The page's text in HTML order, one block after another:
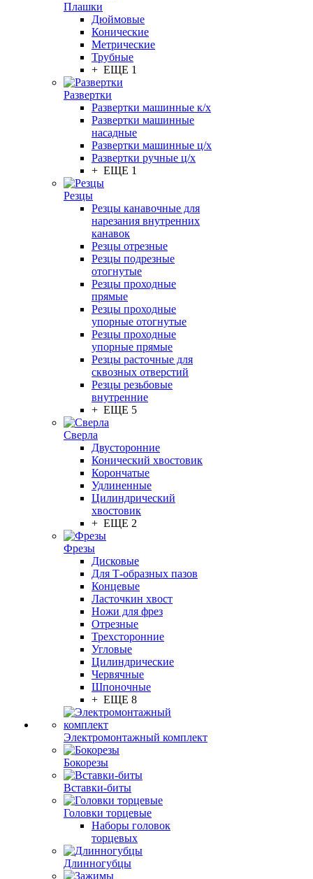
Плашки
Дюймовые
Конические
Метрические
Трубные
+ ЕЩЕ 1
Развертки
Развертки машинные к/х
Развертки машинные
насадные
Развертки машинные ц/х
Развертки ручные ц/х
+ ЕЩЕ 1
Резцы
Резцы канавочные для
нарезания внутренних
канавок
Резцы отрезные
Резцы подрезные
отогнутые
Резцы проходные
прямые
Резцы проходные
упорные отогнутые
Резцы проходные
упорные прямые
Резцы расточные для
сквозных отверстий
Резцы резьбовые
внутренние
+ ЕЩЕ 5
Сверла
Двусторонние
Конический хвостовик
Корончатые
Удлиненные
Цилиндрический
хвостовик
+ ЕЩЕ 2
Фрезы
Дисковые
Для Т-образных пазов
Концевые
Ласточкин хвост
Ножи для фрез
Отрезные
Трехсторонние
Угловые
Цилиндрические
Червячные
Шпоночные
+ ЕЩЕ 8
Электромонтажный комплект
Бокорезы
Вставки-биты
Головки торцевые
Наборы головок
торцевых
Длинногубцы